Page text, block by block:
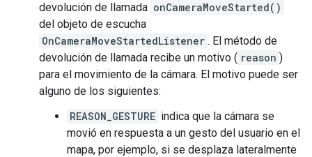
devolución de llamada onCameraMoveStarted()
del objeto de escucha
OnCameraMoveStartedListener . El método de
devolución de llamada recibe un motivo ( reason )
para el movimiento de la cámara. El motivo puede ser
alguno de los siguientes:
REASON_GESTURE indica que la cámara se
movió en respuesta a un gesto del usuario en el
mapa, por ejemplo, si se desplaza lateralmente